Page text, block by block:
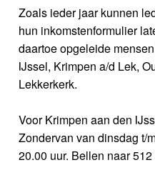
Zoals ieder jaar kunnen
hun inkomstenformulier
daartoe opgeleide
IJssel, Krimpen a/d Lek,
Lekkerkerk.
Voor Krimpen aan den
Zondervan van dinsdag t/
20.00 uur. Bellen naar